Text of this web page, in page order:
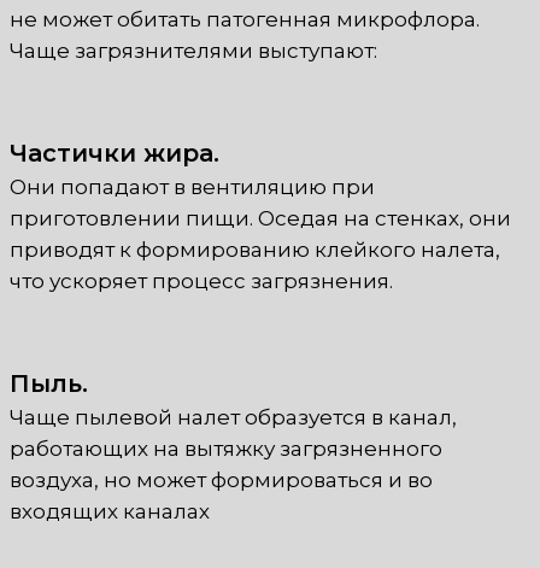
не может обитать патогенная микрофлора.
Чаще загрязнителями выступают:
Частички жира.
Они попадают в вентиляцию при
приготовлении пищи. Оседая на стенках, они
приводят к формированию клейкого налета,
что ускоряет процесс загрязнения.
Пыль.
Чаще пылевой налет образуется в канал,
работающих на вытяжку загрязненного
воздуха, но может формироваться и во
входящих каналах